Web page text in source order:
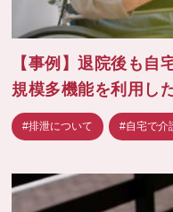
【事例】退院後も自
規模多機能を利用し
#排泄について #自宅で介